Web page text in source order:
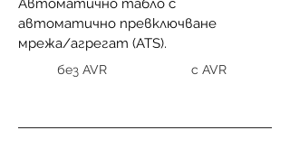
Автоматично табло с
автоматично превключване
мрежа/агрегат (ATS).
без AVR с AVR